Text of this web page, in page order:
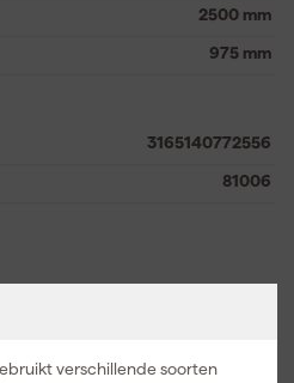
verschillende soorten
eenvoudig, zodat je snel
uit je meetapparatuur haalt.
2500 mm
975 mm
3165140772556
81006